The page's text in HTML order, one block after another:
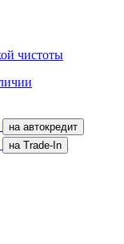
чистоты
на автокредит
на Trade-In